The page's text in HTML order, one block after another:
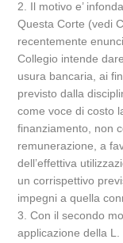
2. Il motivo e’
Questa Corte (vedi
recentemente
Collegio intende
usura bancaria, ai
previsto dalla
come voce di costo
finanziamento, non
remunerazione, a
dell’effettiva
un corrispettivo
impegni a quella
3. Con il secondo
applicazione della